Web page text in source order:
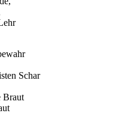
Schar
Braut